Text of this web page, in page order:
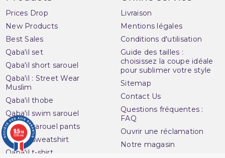
Prices Drop
New Products
Best Sales
Qaba'il set
Qaba'il short sarouel
Qaba'il : Street Wear
Muslim
Qaba'il thobe
Qaba'il swim sarouel
Qaba'il sarouel pants
Qaba'il sweatshirt
Qaba'il t-shirt
Livraison
Mentions légales
Conditions d'utilisation
Guide des tailles :
choisissez la coupe idéale
pour sublimer votre style
Sitemap
Contact Us
Questions fréquentes :
FAQ
Ouvrir une réclamation
Notre magasin
9.5/10
3283 avis